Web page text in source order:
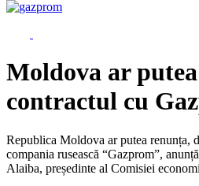
Moldova ar
contractul cu
Republica Moldova ar putea renunța,
compania rusească “Gazprom”,
Alaiba, președinte al Comisiei